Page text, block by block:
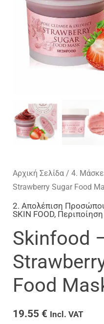
Αρχική Σελίδα /4.
Strawberry Sugar Food
2. Απολέπιση
SKIN FOOD,
Skinfood
Food
19.55 € Incl. VAT